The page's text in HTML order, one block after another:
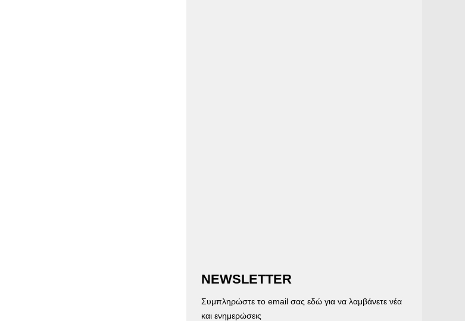
NEWSLETTER
Συμπληρώστε το email σας εδώ για να λαμβάνετε νέα
και ενημερώσεις